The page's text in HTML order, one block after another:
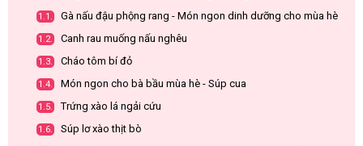
1.1. Gà nấu đậu phộng rang - Món ngon dinh dưỡng cho mùa hè
1.2. Canh rau muống nấu nghêu
1.3. Cháo tôm bí đỏ
1.4. Món ngon cho bà bầu mùa hè - Súp cua
1.5. Trứng xào lá ngải cứu
1.6. Súp lơ xào thịt bò